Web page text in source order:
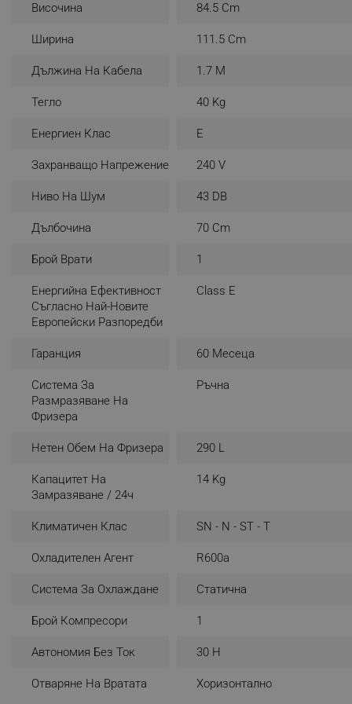
Височина 84.5 Cm
Ширина 111.5 Cm
Дължина На Кабела 1.7 M
Тегло 40 Kg
Енергиен Клас E
Захранващо Напрежение 240 V
Ниво На Шум 43 DB
Дълбочина 70 Cm
Брой Врати 1
Енергийна Ефективност
Съгласно Най-Новите
Европейски Разпоредби
Class E
Гаранция 60 Месеца
Система За
Размразяване На
Фризера
Ръчна
Нетен Обем На Фризера 290 L
Капацитет На
Замразяване / 24ч
14 Kg
Климатичен Клас SN - N - ST - T
Охладителен Агент R600a
Система За Охлаждане Статична
Брой Компресори 1
Автономия Без Ток 30 H
Отваряне На Вратата Хоризонтално
_nzm_id_92166-7699
rlv_g